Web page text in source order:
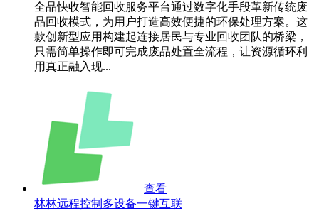
全品快收智能回收服务平台通过数字化手段革新传统废
品回收模式，为用户打造高效便捷的环保处理方案。这
款创新型应用构建起连接居民与专业回收团队的桥梁，
只需简单操作即可完成废品处置全流程，让资源循环利
用真正融入现...
查看
林林远程控制多设备一键互联